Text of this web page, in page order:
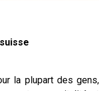
la plupart des gens,